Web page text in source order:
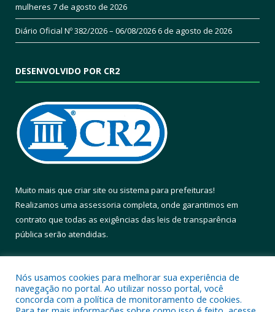
mulheres 7 de agosto de 2026
Diário Oficial Nº 382/2026 – 06/08/20266 de agosto de 2026
DESENVOLVIDO POR CR2
Muito mais que criar site ou sistema para prefeituras!
Realizamos uma assessoria completa, onde garantimos em
contrato que todas as exigências das leis de transparência
pública serão atendidas.
Nós usamos cookies para melhorar sua experiência de
navegação no portal. Ao utilizar nosso portal, você
concorda com a política de monitoramento de cookies.